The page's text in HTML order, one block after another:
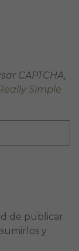
CAPTCHA,
Simple
de publicar
y